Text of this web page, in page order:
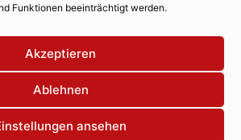
Funktionen beeinträchtigt werden.
Akzeptieren
Ablehnen
ansehen
Lokalnachrichten
Lokalfernsehen
Eventkalender